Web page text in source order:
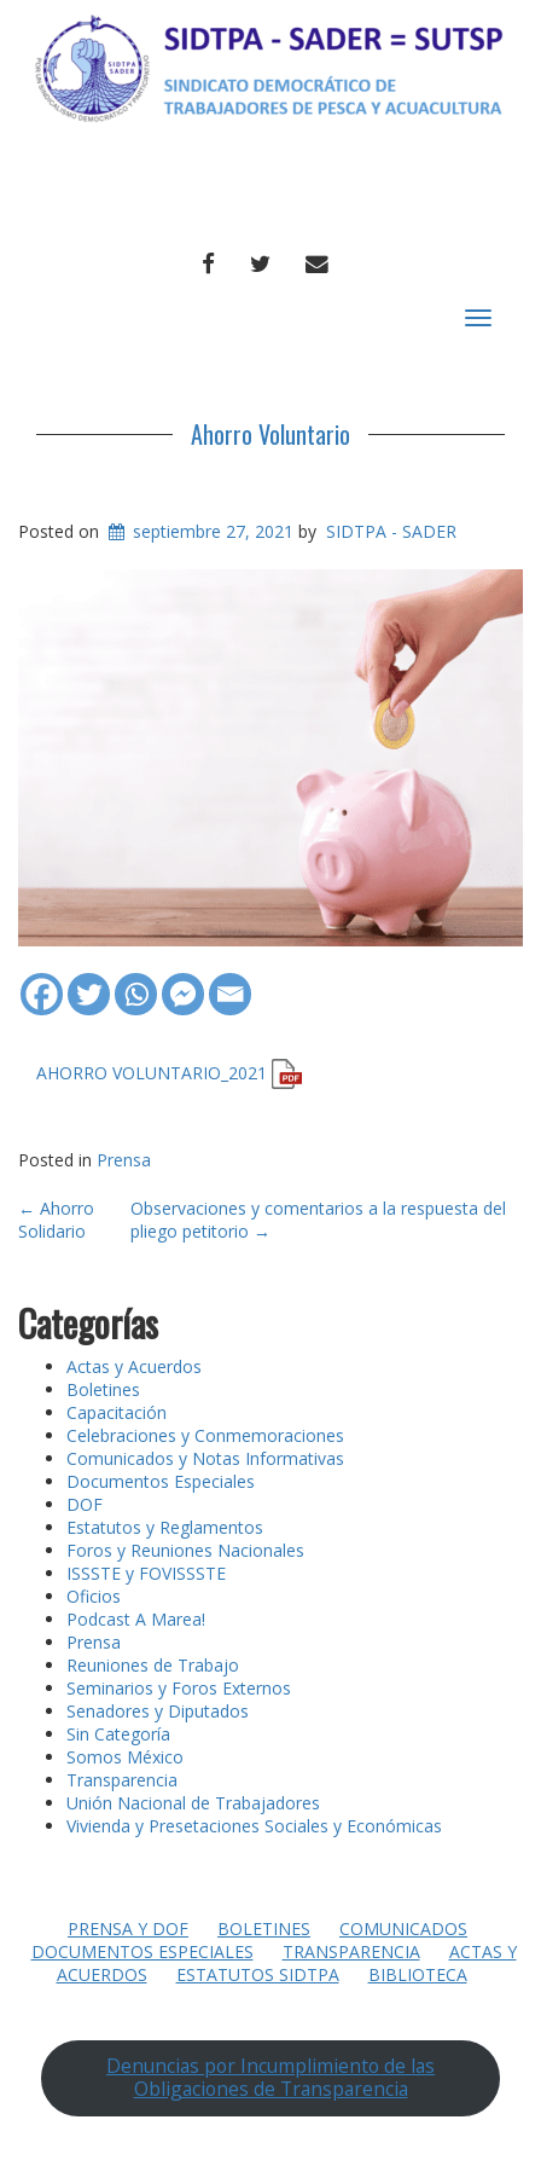
FACEBOOKTWITTERCORREO
Toggle
Ahorro Voluntario
Posted on septiembre 27, 2021 by SIDTPA - SADER
AHORRO VOLUNTARIO_2021
Posted in Prensa
Post
navigation
← Ahorro
Solidario
Observaciones y comentarios a la respuesta del
pliego petitorio →
Categorías
Actas y Acuerdos
Boletines
Capacitación
Celebraciones y Conmemoraciones
Comunicados y Notas Informativas
Documentos Especiales
DOF
Estatutos y Reglamentos
Foros y Reuniones Nacionales
ISSSTE y FOVISSSTE
Oficios
Podcast A Marea!
Prensa
Reuniones de Trabajo
Seminarios y Foros Externos
Senadores y Diputados
Sin Categoría
Somos México
Transparencia
Unión Nacional de Trabajadores
Vivienda y Presetaciones Sociales y Económicas
PRENSA Y DOF BOLETINES
COMUNICADOS
DOCUMENTOS ESPECIALES
TRANSPARENCIA
ACTAS Y
ACUERDOS
ESTATUTOS SIDTPA BIBLIOTECA
Denuncias por Incumplimiento de las
Obligaciones de Transparencia